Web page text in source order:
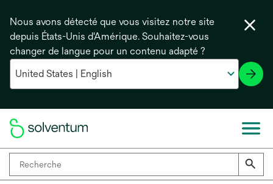
Nous avons détecté que vous visitez notre site
depuis États-Unis d'Amérique. Souhaitez-vous
changer de langue pour un contenu adapté ?